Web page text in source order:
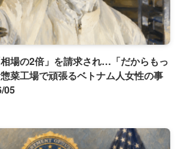
場の2倍」を請求され…「だからもっ
菜工場で頑張るベトナム人女性の事
05